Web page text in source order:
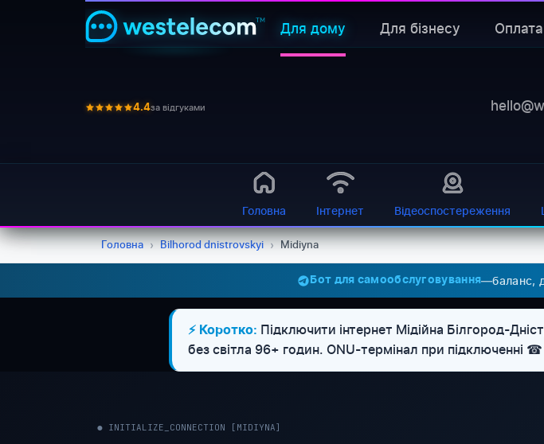
Для дому Для бізнесу Оплата
4.4за відгуками
Головна Інтернет Відеоспостереження
Головна › Bilhorod dnistrovskyi › Midiyna
Бот для самообслуговування—баланс,
⚡ Коротко: Підключити інтернет Мідійна Білгород-
без світла 96+ годин. ONU-термінал при підключенні
● INITIALIZE_CONNECTION [MIDIYNA]